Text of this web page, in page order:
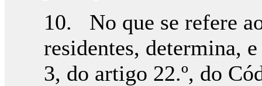
10. No que se refere
residentes, determina,
3, do artigo 22.º, do